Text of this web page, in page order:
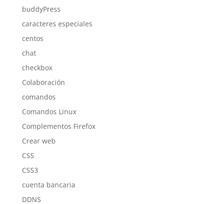
buddyPress
caracteres especiales
centos
chat
checkbox
Colaboración
comandos
Comandos Linux
Complementos Firefox
Crear web
CSS
CSS3
cuenta bancaria
DDNS